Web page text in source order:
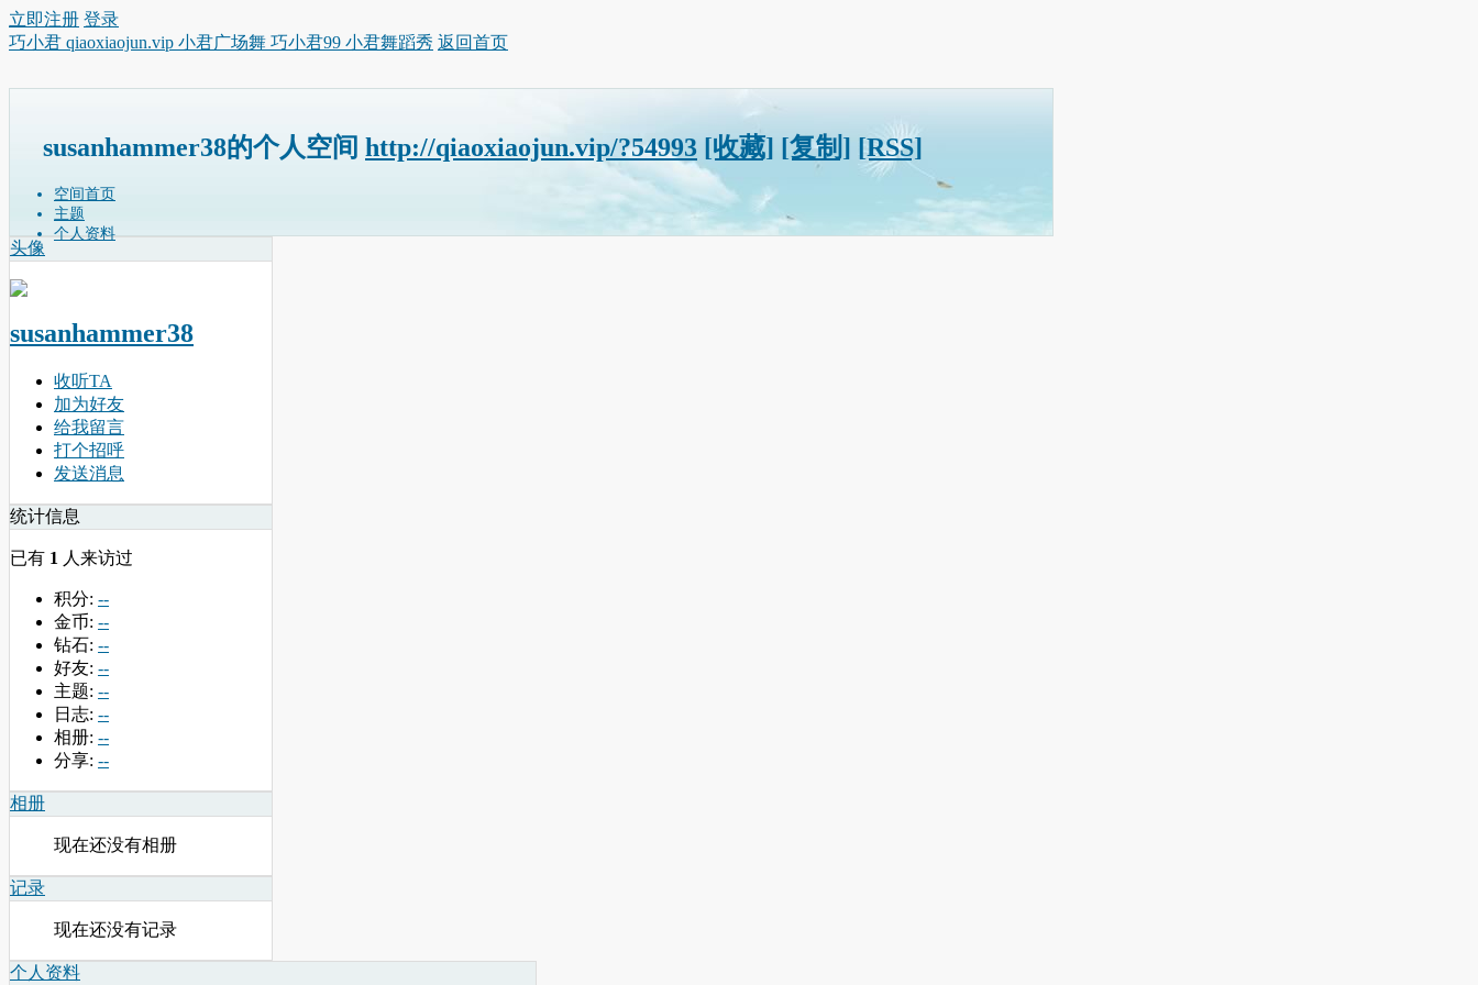
立即注册 登录
巧小君 qiaoxiaojun.vip 小君广场舞 巧小君99 小君舞蹈秀 返回首页
susanhammer38的个人空间 http://qiaoxiaojun.vip/?54993 [收藏] [复制] [RSS]
空间首页
主题
个人资料
头像
susanhammer38
收听TA
加为好友
给我留言
打个招呼
发送消息
统计信息
已有 1 人来访过
积分: --
金币: --
钻石: --
好友: --
主题: --
日志: --
相册: --
分享: --
相册
现在还没有相册
记录
现在还没有记录
个人资料